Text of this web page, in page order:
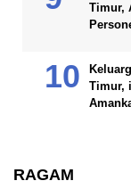
Timur,
Timur,
RAGAM